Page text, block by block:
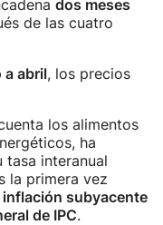
dos meses
de las cuatro
a abril, los precios
los alimentos
ha
tasa interanual
la primera vez
inflación subyacente
de IPC.